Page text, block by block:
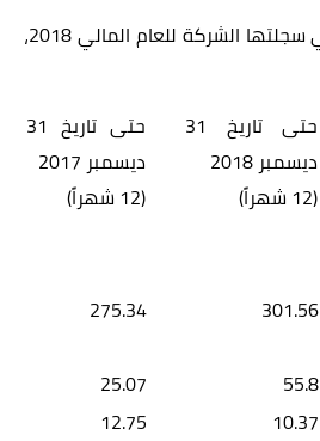
فيما يلي أبرز الأرقام التي سجلتها الشركة للعام المالي 2018،
حتى تاريخ 31
ديسمبر 2018
(12 شهراً)
حتى تاريخ 31
ديسمبر 2017
(12 شهراً)
301.56
275.34
55.8
25.07
10.37
12.75